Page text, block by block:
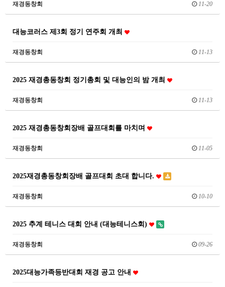
재경동창회 11-20
대능코러스 제3회 정기 연주회 개최
재경동창회 11-13
2025 재경총동창회 정기총회 및 대능인의 밤 개최
재경동창회 11-13
2025 재경총동창회장배 골프대회를 마치며
재경동창회 11-05
2025재경총동창회장배 골프대회 초대 합니다.
재경동창회 10-10
2025 추계 테니스 대회 안내 (대능테니스회)
재경동창회 09-26
2025대능가족등반대회 재경 공고 안내